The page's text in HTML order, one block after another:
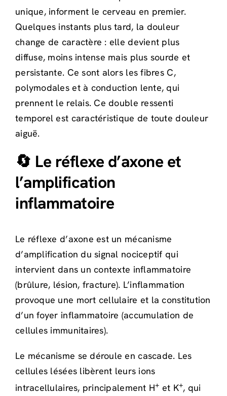
unique, informent le cerveau en premier.
Quelques instants plus tard, la douleur
change de caractère : elle devient plus
diffuse, moins intense mais plus sourde et
persistante. Ce sont alors les fibres C,
polymodales et à conduction lente, qui
prennent le relais. Ce double ressenti
temporel est caractéristique de toute douleur
aiguë.
🔄 Le réflexe d’axone et
l’amplification
inflammatoire
Le réflexe d’axone est un mécanisme
d’amplification du signal nociceptif qui
intervient dans un contexte inflammatoire
(brûlure, lésion, fracture). L’inflammation
provoque une mort cellulaire et la constitution
d’un foyer inflammatoire (accumulation de
cellules immunitaires).
Le mécanisme se déroule en cascade. Les
cellules lésées libèrent leurs ions
intracellulaires, principalement H+ et K+, qui